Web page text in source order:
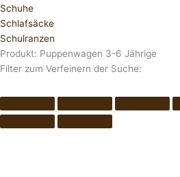
Schuhe
Schlafsäcke
Schulranzen
Produkt: Puppenwagen 3-6 Jährige
Filter zum Verfeinern der Suche: